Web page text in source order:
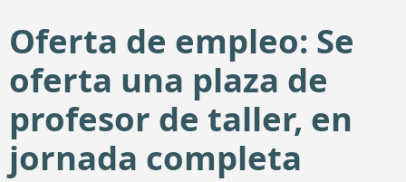
Oferta de empleo: Se
oferta una plaza de
profesor de taller, en
jornada completa